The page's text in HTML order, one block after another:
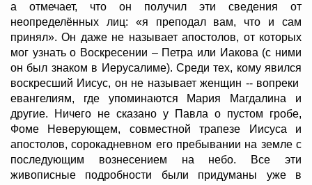
а отмечает, что он получил эти сведения от
неопределённых лиц: «я преподал вам, что и сам
принял». Он даже не называет апостолов, от которых
мог узнать о Воскресении – Петра или Иакова (с ними
он был знаком в Иерусалиме). Среди тех, кому явился
воскресший Иисус, он не называет женщин -- вопреки
евангелиям, где упоминаются Мария Магдалина и
другие. Ничего не сказано у Павла о пустом гробе,
Фоме Неверующем, совместной трапезе Иисуса и
апостолов, сорокадневном его пребывании на земле с
последующим вознесением на небо. Все эти
живописные подробности были придуманы уже в